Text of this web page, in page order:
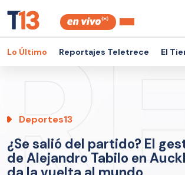
Lo Último Reportajes Teletrece El
Deportes13
¿Se salió del partido? El
de Alejandro Tabilo en